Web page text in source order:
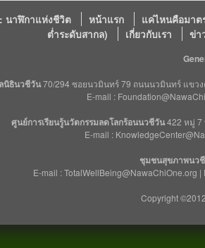
นาฬิกาแห่งชีวิต หน้าแรก
แค่ไหนคือมาต
ต่ำระดับสากล)
เกี่ยวกับเรา ข่า
นิธินวชีวัน70/294 ซอยนวมินทร์ 79 ถนนนวมินทร์ แขวง
E-mail :
ศูนย์การเรียนรู้นวัตกรรมลดโลกร้อนนวชีวัน422 หมู่ 7
E-mail :
ชุมชนสุขภาพนว
E-mail :
Copyright